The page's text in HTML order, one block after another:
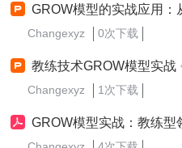
GROW模型的实战应用：
Changexyz 0次下载
教练技术GROW模型实战
Changexyz 1次下载
GROW模型实战：教练型